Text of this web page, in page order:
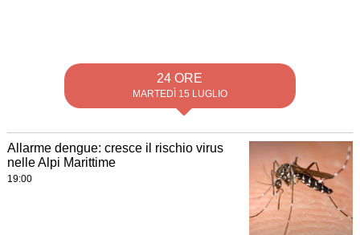
24 ORE
MARTEDÌ 15 LUGLIO
Allarme dengue: cresce il rischio virus
nelle Alpi Marittime
19:00